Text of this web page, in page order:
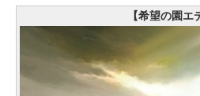
【希望の園エ